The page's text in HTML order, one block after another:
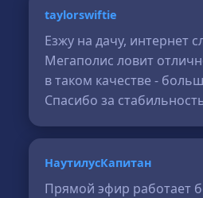
taylorswiftie
Езжу на дачу, интернет
Мегаполис ловит
в таком качестве -
Спасибо за
НаутилусКапитан
Прямой эфир работает